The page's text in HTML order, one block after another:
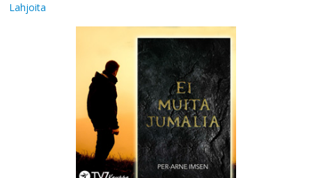
Lahjoita